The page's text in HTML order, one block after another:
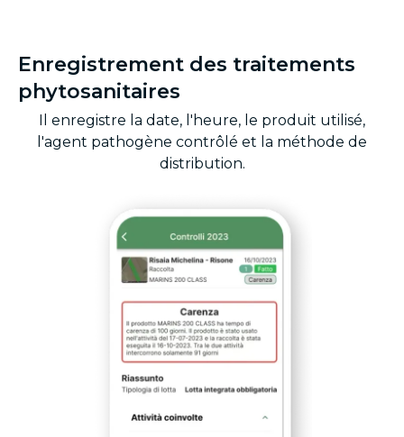
Enregistrement des traitements
phytosanitaires
Il enregistre la date, l'heure, le produit utilisé,
l'agent pathogène contrôlé et la méthode de
distribution.